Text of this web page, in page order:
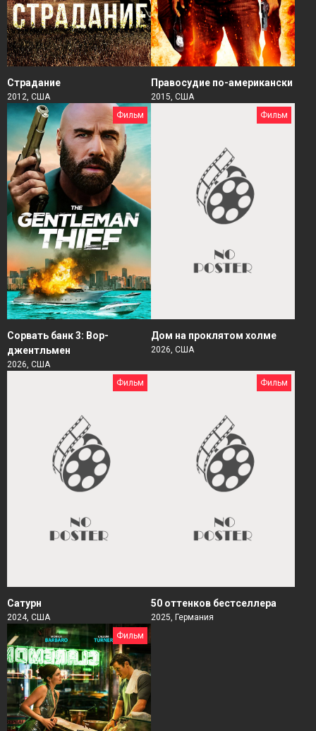
Страдание
2012, США
Правосудие по-американски
2015, США
Фильм
Сорвать банк 3: Вор-
джентльмен
2026, США
Фильм
Дом на проклятом холме
2026, США
Фильм
Сатурн
2024, США
Фильм
50 оттенков бестселлера
2025, Германия
Фильм